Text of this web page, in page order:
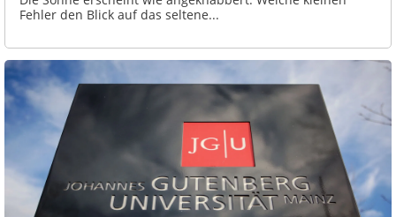
Fehler den Blick auf das seltene...